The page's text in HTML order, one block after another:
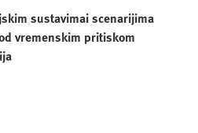
sustavimai scenarijima
vremenskim pritiskom